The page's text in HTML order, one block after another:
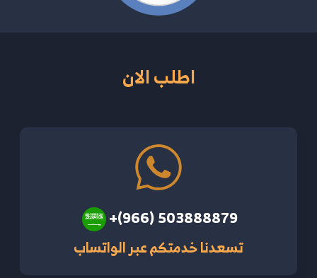
اطلب الان
+(966) 503888879
تسعدنا خدمتكم عبر الواتساب